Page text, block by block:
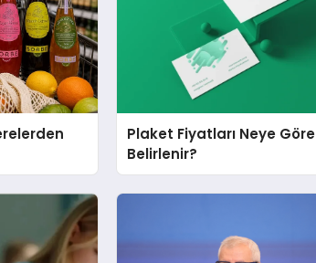
Plaket Fiyatları Neye Göre
Belirlenir?